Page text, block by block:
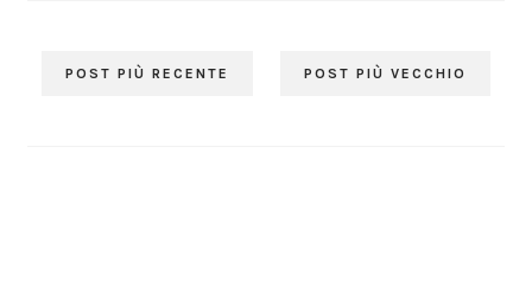
POST PIÙ RECENTE POST PIÙ VECCHIO